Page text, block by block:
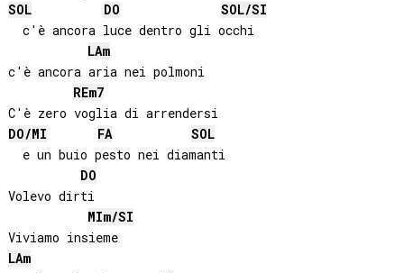
SOL
DO SOL/SI
  c'è ancora luce dentro gli occhi
LAm
c'è ancora aria nei polmoni
REm7
DO/MI FA
SOL
  e un buio pesto nei diamanti
DO
Volevo dirti
MIm/SI
Viviamo insieme
LAm